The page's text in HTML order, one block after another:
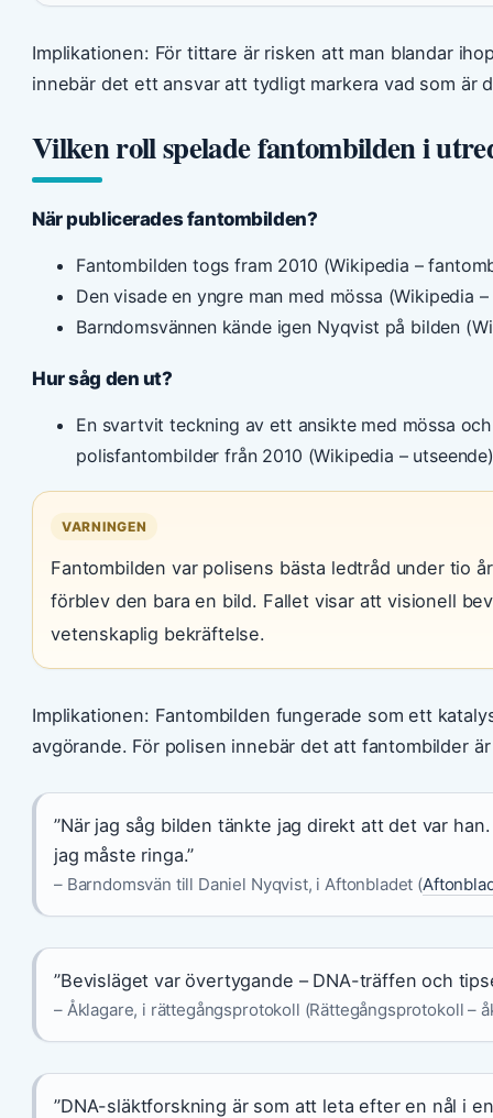
Implikationen: För tittare är risken att man blandar
innebär det ett ansvar att tydligt markera vad som är
Vilken roll spelade fantombilden i
När publicerades fantombilden?
Fantombilden togs fram 2010 (Wikipedia –
Den visade en yngre man med mössa (Wikipedia
Barndomsvännen kände igen Nyqvist på bilden
Hur såg den ut?
En svartvit teckning av ett ansikte med mössa
polisfantombilder från 2010 (Wikipedia –
VARNINGEN
Fantombilden var polisens bästa ledtråd under tio
förblev den bara en bild. Fallet visar att visionell
vetenskaplig bekräftelse.
Implikationen: Fantombilden fungerade som ett
avgörande. För polisen innebär det att fantombilder
”När jag såg bilden tänkte jag direkt att det var
jag måste ringa.”
– Barndomsvän till Daniel Nyqvist, i Aftonbladet (
”Bevisläget var övertygande – DNA-träffen och
– Åklagare, i rättegångsprotokoll (Rättegångsprotokoll –
”DNA-släktforskning är som att leta efter en nål i